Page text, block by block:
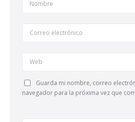
Nombre
Correo electrónico
Web
Guarda mi nombre, correo
navegador para la próxima vez que